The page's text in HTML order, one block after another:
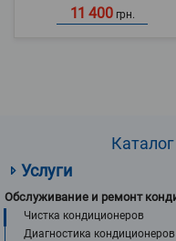
11 400 грн.
Услуги
Обслуживание и ремонт
Чистка кондиционеров
Диагностика кондиционеров